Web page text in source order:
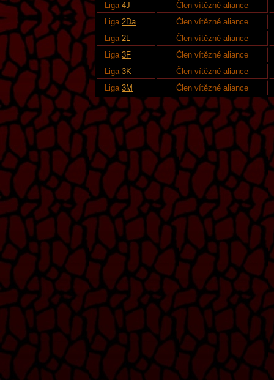
Liga 4J
Člen vítězné aliance
Liga 2Da
Člen vítězné aliance
Liga 2L
Člen vítězné aliance
Liga 3F
Člen vítězné aliance
Liga 3K
Člen vítězné aliance
Liga 3M Člen vítězné aliance